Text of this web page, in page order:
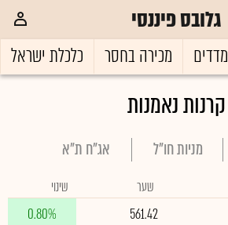
גלובס פיננסי
מדדים מכירה בחסר כלכלת ישראל
קרנות נאמנות
מניות חו"ל אג"ח ת"א
שער שינוי
561.42
0.80%